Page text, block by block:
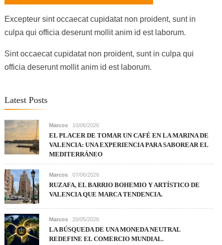
Excepteur sint occaecat cupidatat non proident, sunt in
culpa qui officia deserunt mollit anim id est laborum.
Sint occaecat cupidatat non proident, sunt in culpa qui
officia deserunt mollit anim id est laborum.
Latest Posts
Marcos 10/06/2026
EL PLACER DE TOMAR UN CAFÉ EN LA MARINA DE
VALENCIA: UNA EXPERIENCIA PARA SABOREAR EL
MEDITERRÁNEO
Marcos 07/06/2026
RUZAFA, EL BARRIO BOHEMIO Y ARTÍSTICO DE
VALENCIA QUE MARCA TENDENCIA.
Marcos 20/05/2026
LA BÚSQUEDA DE UNA MONEDA NEUTRAL
REDEFINE EL COMERCIO MUNDIAL.